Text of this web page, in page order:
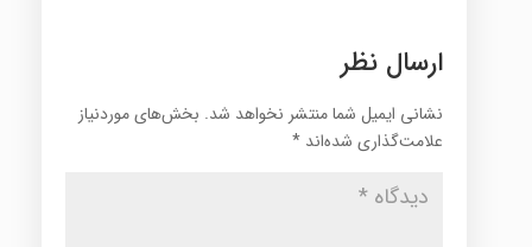
ارسال نظر
نشانی ایمیل شما منتشر نخواهد شد. بخش‌های موردنیاز
علامت‌گذاری شده‌اند *